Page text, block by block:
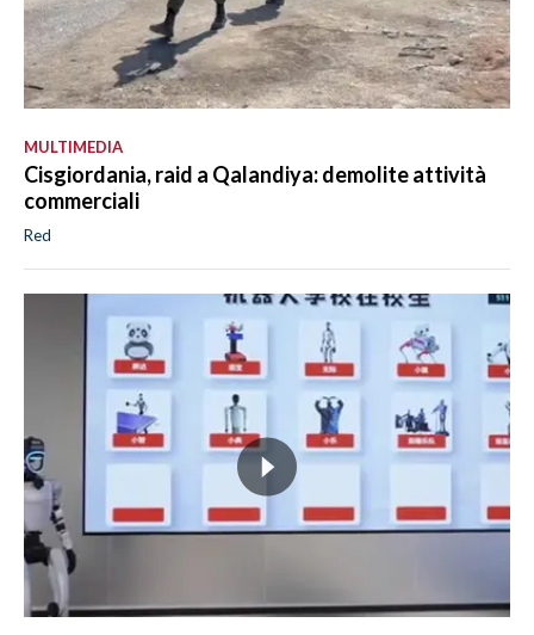
MULTIMEDIA
Cisgiordania, raid a Qalandiya: demolite attività
commerciali
Red